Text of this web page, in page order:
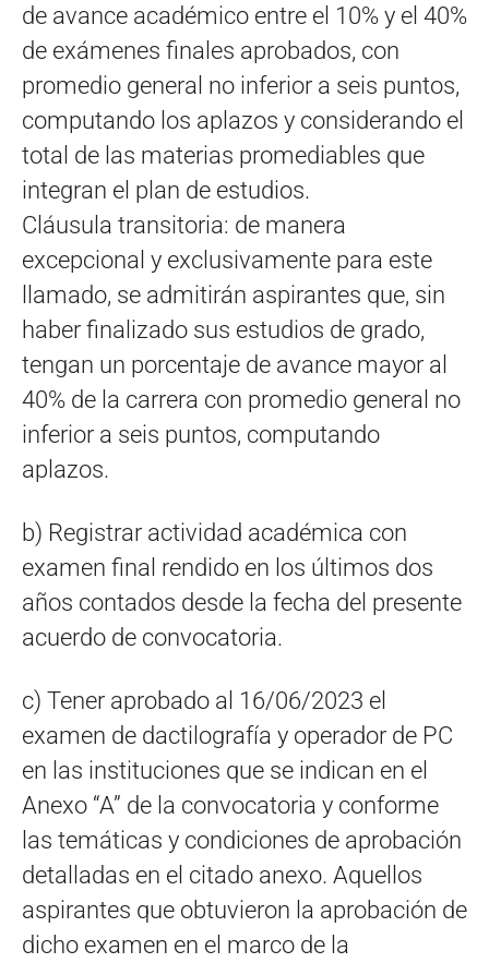
de avance académico entre el 10% y el 40%
de exámenes finales aprobados, con
promedio general no inferior a seis puntos,
computando los aplazos y considerando el
total de las materias promediables que
integran el plan de estudios.
Cláusula transitoria: de manera
excepcional y exclusivamente para este
llamado, se admitirán aspirantes que, sin
haber finalizado sus estudios de grado,
tengan un porcentaje de avance mayor al
40% de la carrera con promedio general no
inferior a seis puntos, computando
aplazos.
b) Registrar actividad académica con
examen final rendido en los últimos dos
años contados desde la fecha del presente
acuerdo de convocatoria.
c) Tener aprobado al 16/06/2023 el
examen de dactilografía y operador de PC
en las instituciones que se indican en el
Anexo “A” de la convocatoria y conforme
las temáticas y condiciones de aprobación
detalladas en el citado anexo. Aquellos
aspirantes que obtuvieron la aprobación de
dicho examen en el marco de la